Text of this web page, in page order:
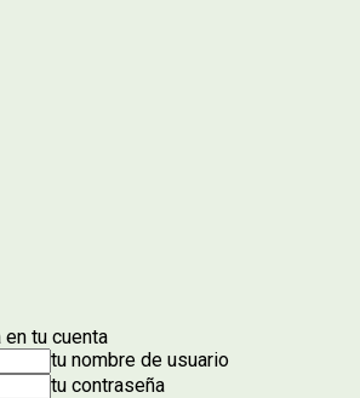
en tu cuenta
tu nombre de usuario
tu contraseña